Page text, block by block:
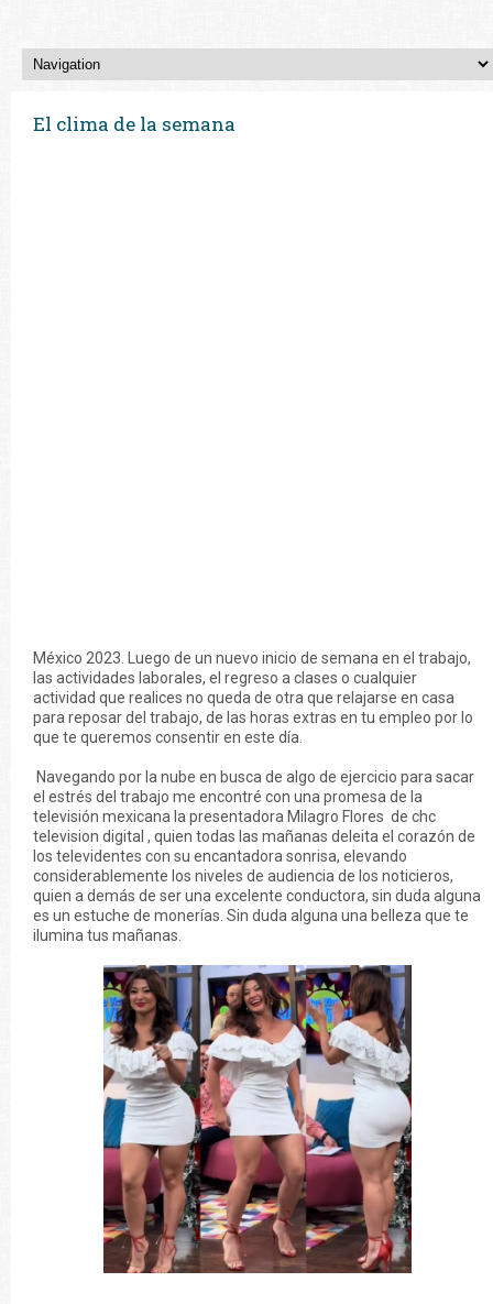
El clima de la semana
México 2023. Luego de un nuevo inicio de semana en el trabajo,
las actividades laborales, el regreso a clases o cualquier
actividad que realices no queda de otra que relajarse en casa
para reposar del trabajo, de las horas extras en tu empleo por lo
que te queremos consentir en este día.
Navegando por la nube en busca de algo de ejercicio para sacar
el estrés del trabajo me encontré con una promesa de la
televisión mexicana la presentadora Milagro Flores de chc
television digital , quien todas las mañanas deleita el corazón de
los televidentes con su encantadora sonrisa, elevando
considerablemente los niveles de audiencia de los noticieros,
quien a demás de ser una excelente conductora, sin duda alguna
es un estuche de monerías. Sin duda alguna una belleza que te
ilumina tus mañanas.